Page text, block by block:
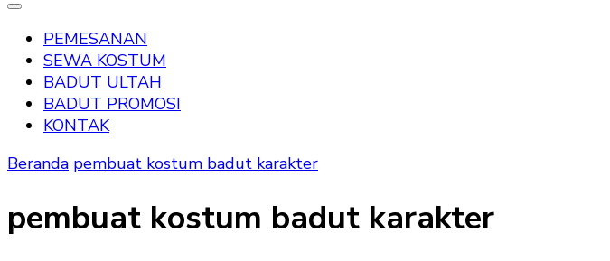
PEMESANAN
SEWA KOSTUM
BADUT ULTAH
BADUT PROMOSI
KONTAK
Beranda pembuat kostum badut karakter
pembuat kostum badut karakter